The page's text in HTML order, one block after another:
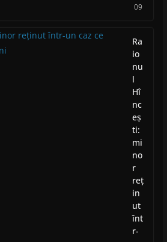
09
Ra
io
nu
l
Hî
nc
eș
ti:
mi
no
r
reț
in
ut
înt
r-